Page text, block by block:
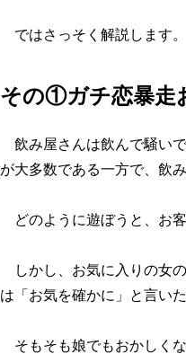
ではさっそく解説します。
その①ガチ恋暴走
飲み屋さんは飲んで騒い
が大多数である一方で、飲
どのように遊ぼうと、お客
しかし、お気に入りの女
は「お気を確かに」と言いた
そもそも娘でもおかしく